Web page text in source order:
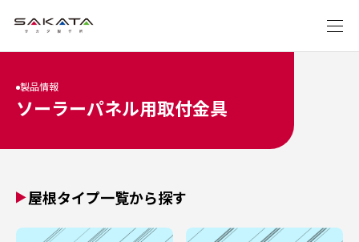
製品情報
ソーラーパネル用取付金具
屋根タイプ一覧から探す